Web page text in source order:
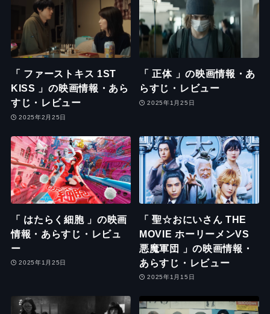
「 ファーストキス 1ST
KISS 」の映画情報・あら
すじ・レビュー
2025年2月25日
「 正体 」の映画情報・あ
らすじ・レビュー
2025年1月25日
「 はたらく細胞 」の映画
情報・あらすじ・レビュ
ー
2025年1月25日
「 聖☆おにいさん THE
MOVIE ホーリーメンVS
悪魔軍団 」の映画情報・
あらすじ・レビュー
2025年1月15日